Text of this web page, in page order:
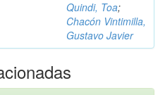
Quindi, Toa;
Chacón Vintimilla,
Gustavo Javier